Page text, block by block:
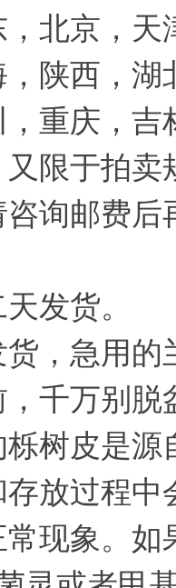
北京，
陕西，
重庆，
限于拍
询邮费
发货。
，急用
千万别脱
树皮是
放过程
现象。